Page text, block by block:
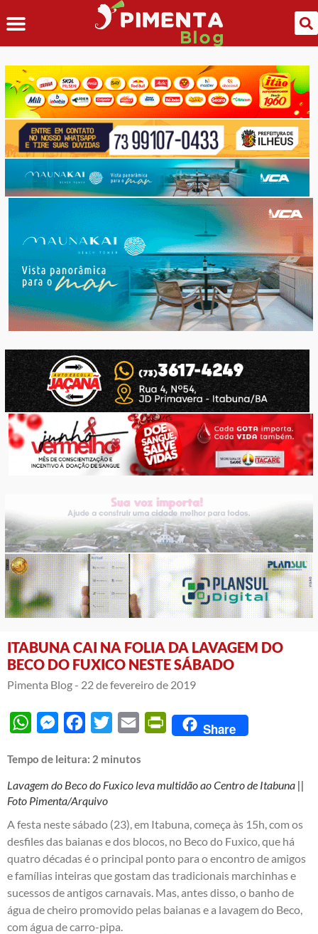
ITABUNA CAI NA FOLIA DA LAVAGEM DO
BECO DO FUXICO NESTE SÁBADO
Pimenta Blog - 22 de fevereiro de 2019
WhatsAppMessengerFacebook
Twitter Email PrintFriendly
Share
Tempo de leitura: 2 minutos
Lavagem do Beco do Fuxico leva multidão ao Centro de Itabuna ||
Foto Pimenta/Arquivo
A festa neste sábado (23), em Itabuna, começa às 15h, com os
desfiles das baianas e dos blocos, no Beco do Fuxico, que há
quatro décadas é o principal ponto para o encontro de amigos
e famílias inteiras que gostam das tradicionais marchinhas e
sucessos de antigos carnavais. Mas, antes disso, o banho de
água de cheiro promovido pelas baianas e a lavagem do Beco,
com água de carro-pipa.